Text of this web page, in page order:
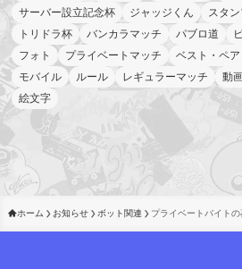
サーバー設立記念杯
ジャッジくん スタ
トリドラ杯
バンカラマッチ パブロ道
フォト
プライベートマッチ ベスト・ペ
モバイル
ルール レギュラーマッチ 動
絵文字
ホーム お知らせ ボット関連 プライベートバイト